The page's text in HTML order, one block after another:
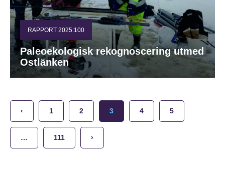
RAPPORT 2025:100
Paleoekologisk rekognoscering utmed
Ostlänken
‹ 1 2 3 4 5
… 111 ›